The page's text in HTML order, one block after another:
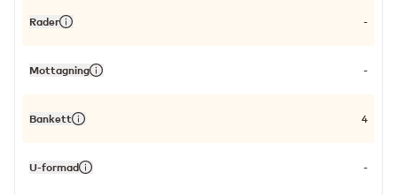
Rader -
Mottagning -
Bankett 4
U-formad -